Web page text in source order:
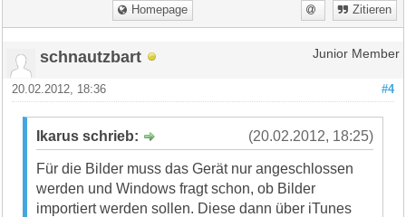
Homepage Zitieren
schnautzbart Junior Member
#4
20.02.2012, 18:36
(20.02.2012, 18:25)
Ikarus schrieb:
Für die Bilder muss das Gerät nur angeschlossen
werden und Windows fragt schon, ob Bilder
importiert werden sollen. Diese dann über iTunes